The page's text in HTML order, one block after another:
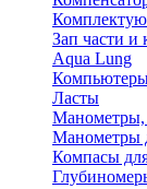
Зап части
Aqua Lung
Ласты
Манометры,
Манометры
Компасы